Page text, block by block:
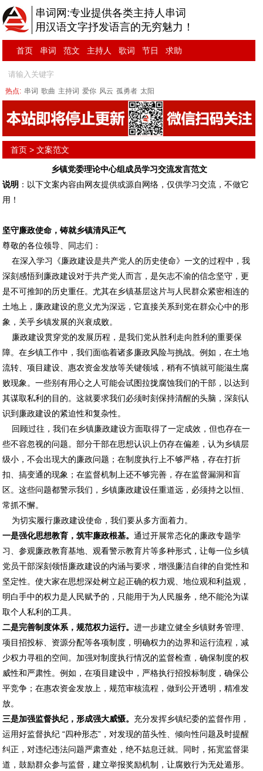
串词网:专业提供各类主持人串词
用汉语文字抒发语言的无穷魅力！
首页 串词 范文 主持人 歌词 节日 求助
热点: 串词 歌曲 主持词 爱你 风云 孤勇者 太阳
首页 >文案范文
乡镇党委理论中心组成员学习交流发言范文
说明 ：以下文案内容由网友提供或源自网络，仅供学习交流，不做它
用！
坚守廉政使命，铸就乡镇清风正气
尊敬的各位领导、同志们：
在深入学习《廉政建设是共产党人的历史使命》一文的过程中，我
深刻感悟到廉政建设对于共产党人而言，是矢志不渝的信念坚守，更
是不可推卸的历史重任。尤其在乡镇基层这片与人民群众紧密相连的
土地上，廉政建设的意义尤为深远，它直接关系到党在群众心中的形
象，关乎乡镇发展的兴衰成败。
廉政建设贯穿党的发展历程，是我们党从胜利走向胜利的重要保
障。在乡镇工作中，我们面临着诸多廉政风险与挑战。例如，在土地
流转、项目建设、惠农资金发放等关键领域，稍有不慎就可能滋生腐
败现象。一些别有用心之人可能会试图拉拢腐蚀我们的干部，以达到
其谋取私利的目的。这就要求我们必须时刻保持清醒的头脑，深刻认
识到廉政建设的紧迫性和复杂性。
回顾过往，我们在乡镇廉政建设方面取得了一定成效，但也存在一
些不容忽视的问题。部分干部在思想认识上仍存在偏差，认为乡镇层
级小，不会出现大的廉政问题；在制度执行上不够严格，存在打折
扣、搞变通的现象；在监督机制上还不够完善，存在监督漏洞和盲
区。这些问题都警示我们，乡镇廉政建设任重道远，必须持之以恒、
常抓不懈。
为切实履行廉政建设使命，我们要从多方面着力。
一是强化思想教育，筑牢廉政根基。通过开展常态化的廉政专题学
习、参观廉政教育基地、观看警示教育片等多种形式，让每一位乡镇
党员干部深刻领悟廉政建设的内涵与要求，增强廉洁自律的自觉性和
坚定性。使大家在思想深处树立起正确的权力观、地位观和利益观，
明白手中的权力是人民赋予的，只能用于为人民服务，绝不能沦为谋
取个人私利的工具。
二是完善制度体系，规范权力运行。进一步建立健全乡镇财务管理、
项目招投标、资源分配等各项制度，明确权力的边界和运行流程，减
少权力寻租的空间。加强对制度执行情况的监督检查，确保制度的权
威性和严肃性。例如，在项目建设中，严格执行招投标制度，确保公
平竞争；在惠农资金发放上，规范审核流程，做到公开透明，精准发
放。
三是加强监督执纪，形成强大威慑。 充分发挥乡镇纪委的监督作用，
运用好监督执纪 “四种形态”，对发现的苗头性、倾向性问题及时提醒
纠正，对违纪违法问题严肃查处，绝不姑息迁就。同时，拓宽监督渠
道，鼓励群众参与监督，建立举报奖励机制，让腐败行为无处遁形。